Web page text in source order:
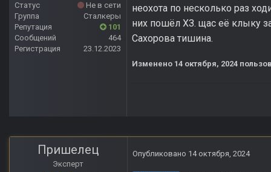
Статус
Не в сети
Группа
Сталкеры
Репутация
101
Сообщений
464
Регистрация
23.12.2023
неохота по несколько раз
них пошёл ХЗ. щас её клыку
Сахорова тишина.
Изменено 14 октября, 2024
Пришелец
Эксперт
Опубликовано 14 октября, 2024